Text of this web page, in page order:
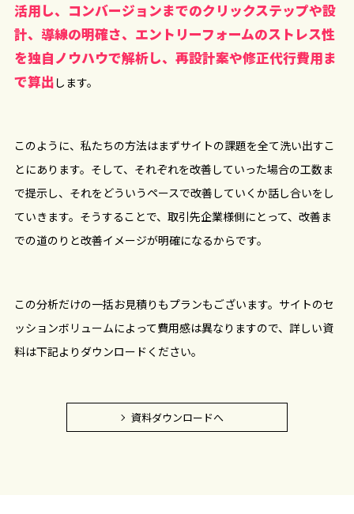
活用し、コンバージョンまでのクリックステップや設
計、導線の明確さ、エントリーフォームのストレス性
を独自ノウハウで解析し、再設計案や修正代行費用ま
で算出 します。
このように、私たちの方法はまずサイトの課題を全て洗い出すこ
とにあります。そして、それぞれを改善していった場合の工数ま
で提示し、それをどういうペースで改善していくか話し合いをし
ていきます。そうすることで、取引先企業様側にとって、改善ま
での道のりと改善イメージが明確になるからです。
この分析だけの一括お見積りもプランもございます。サイトのセ
ッションボリュームによって費用感は異なりますので、詳しい資
料は下記よりダウンロードください。
資料ダウンロードへ